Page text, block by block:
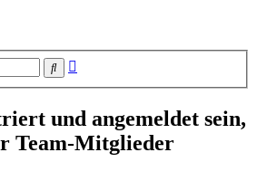
Suche
und angemeldet sein,
Team-Mitglieder